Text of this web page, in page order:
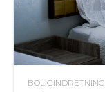
BOLIGINDRETNING